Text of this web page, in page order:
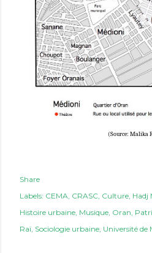
(Source: Malika
Share
Labels: CEMA CRASC Culture Hadj
Histoire urbaine Musique Oran
Raï Sociologie urbaine Université de